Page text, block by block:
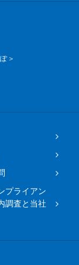
＞
プライアン
調査と当社